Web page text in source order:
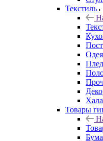
Текстиль
Товары